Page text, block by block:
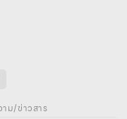
ม/ข่าวสาร